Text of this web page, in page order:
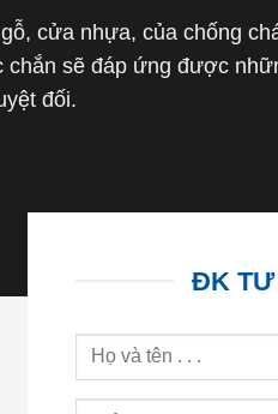
cửa nhựa, của chống
sẽ đáp ứng được
đối.
ĐK TƯ